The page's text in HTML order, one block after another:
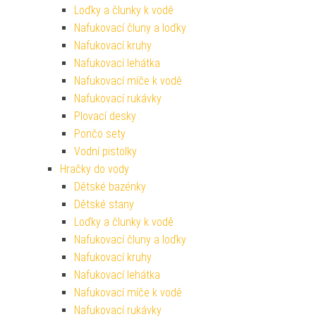
Loďky a člunky k vodě
Nafukovací čluny a loďky
Nafukovací kruhy
Nafukovací lehátka
Nafukovací míče k vodě
Nafukovací rukávky
Plovací desky
Pončo sety
Vodní pistolky
Hračky do vody
Dětské bazénky
Dětské stany
Loďky a člunky k vodě
Nafukovací čluny a loďky
Nafukovací kruhy
Nafukovací lehátka
Nafukovací míče k vodě
Nafukovací rukávky